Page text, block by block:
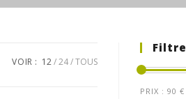
VOIR : 12 24 TOUS
PRIX : 90 €